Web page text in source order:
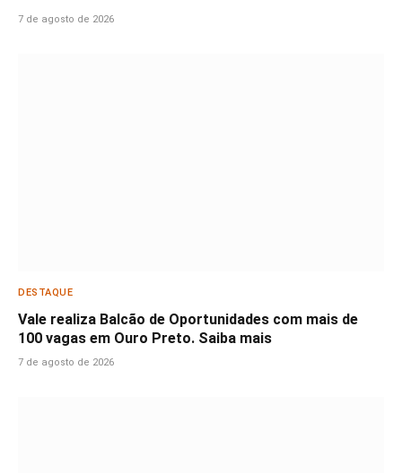
7 de agosto de 2026
DESTAQUE
Vale realiza Balcão de Oportunidades com mais de
100 vagas em Ouro Preto. Saiba mais
7 de agosto de 2026